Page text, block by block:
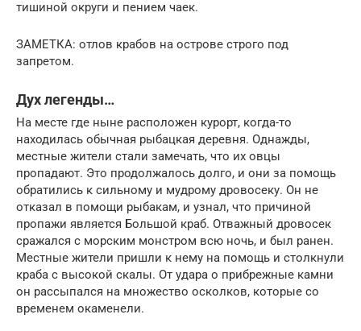
тишиной округи и пением чаек.
ЗАМЕТКА: отлов крабов на острове строго под
запретом.
Дух легенды…
На месте где ныне расположен курорт, когда-то
находилась обычная рыбацкая деревня. Однажды,
местные жители стали замечать, что их овцы
пропадают. Это продолжалось долго, и они за помощь
обратились к сильному и мудрому дровосеку. Он не
отказал в помощи рыбакам, и узнал, что причиной
пропажи является Большой краб. Отважный дровосек
сражался с морским монстром всю ночь, и был ранен.
Местные жители пришли к нему на помощь и столкнули
краба с высокой скалы. От удара о прибрежные камни
он рассыпался на множество осколков, которые со
временем окаменели.